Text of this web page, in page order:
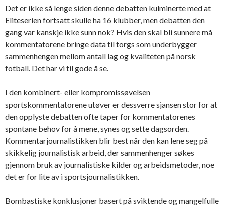
Det er ikke så lenge siden denne debatten kulminerte med at
Eliteserien fortsatt skulle ha 16 klubber, men debatten den
gang var kanskje ikke sunn nok? Hvis den skal bli sunnere må
kommentatorene bringe data til torgs som underbygger
sammenhengen mellom antall lag og kvaliteten på norsk
fotball. Det har vi til gode å se.
I den kombinert- eller kompromissøvelsen
sportskommentatorene utøver er dessverre sjansen stor for at
den opplyste debatten ofte taper for kommentatorenes
spontane behov for å mene, synes og sette dagsorden.
Kommentarjournalistikken blir best når den kan lene seg på
skikkelig journalistisk arbeid, der sammenhenger søkes
gjennom bruk av journalistiske kilder og arbeidsmetoder, noe
det er for lite av i sportsjournalistikken.
Bombastiske konklusjoner basert på sviktende og mangelfulle